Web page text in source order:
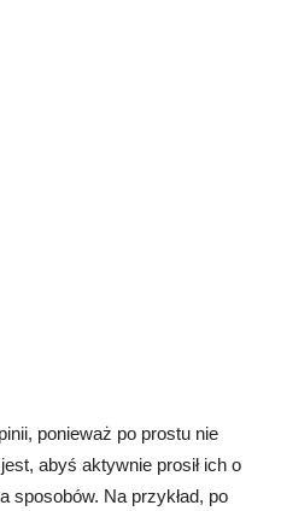
ponieważ po prostu nie
abyś aktywnie prosił ich o
sposobów. Na przykład, po